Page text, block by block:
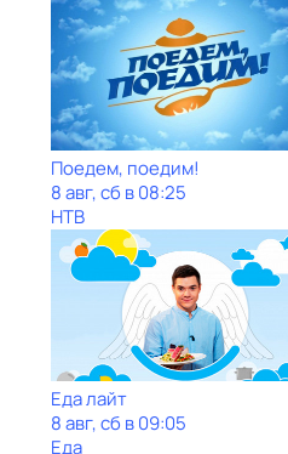
Поедем, поедим!
8 авг, сб в 08:25
НТВ
Еда лайт
8 авг, сб в 09:05
Еда